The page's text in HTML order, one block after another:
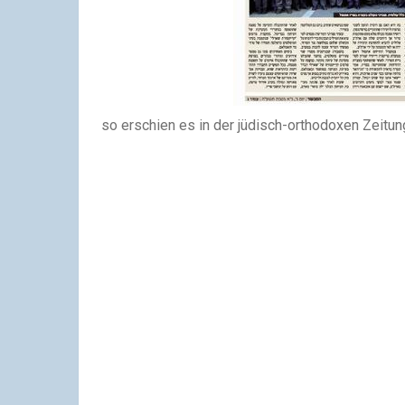
so erschien es in der jüdisch-orthodoxen